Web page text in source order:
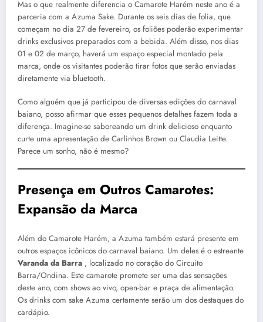
Mas o que realmente diferencia o Camarote Harém neste ano é a
parceria com a Azuma Sake. Durante os seis dias de folia, que
começam no dia 27 de fevereiro, os foliões poderão experimentar
drinks exclusivos preparados com a bebida. Além disso, nos dias
01 e 02 de março, haverá um espaço especial montado pela
marca, onde os visitantes poderão tirar fotos que serão enviadas
diretamente via bluetooth.
Como alguém que já participou de diversas edições do carnaval
baiano, posso afirmar que esses pequenos detalhes fazem toda a
diferença. Imagine-se saboreando um drink delicioso enquanto
curte uma apresentação de Carlinhos Brown ou Claudia Leitte.
Parece um sonho, não é mesmo?
Presença em Outros Camarotes:
Expansão da Marca
Além do Camarote Harém, a Azuma também estará presente em
outros espaços icônicos do carnaval baiano. Um deles é o estreante
Varanda da Barra , localizado no coração do Circuito
Barra/Ondina. Este camarote promete ser uma das sensações
deste ano, com shows ao vivo, open-bar e praça de alimentação.
Os drinks com sake Azuma certamente serão um dos destaques do
cardápio.